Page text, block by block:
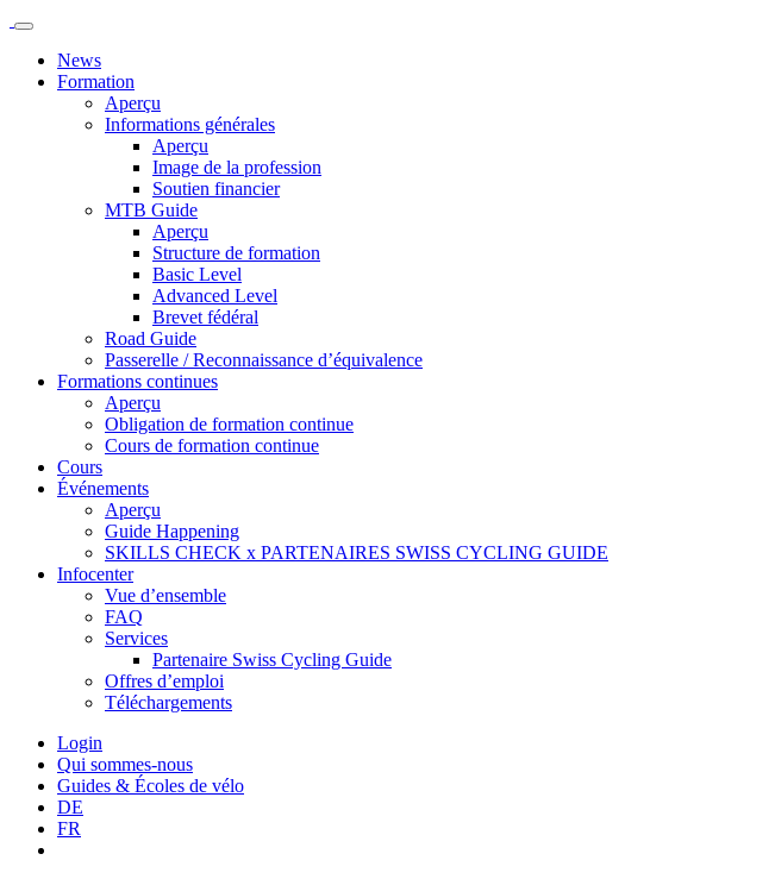
News
Formation
Aperçu
Informations générales
Aperçu
Image de la profession
Soutien financier
MTB Guide
Aperçu
Structure de formation
Basic Level
Advanced Level
Brevet fédéral
Road Guide
Passerelle / Reconnaissance d’équivalence
Formations continues
Aperçu
Obligation de formation continue
Cours de formation continue
Cours
Événements
Aperçu
Guide Happening
SKILLS CHECK x PARTENAIRES SWISS CYCLING GUIDE
Infocenter
Vue d’ensemble
FAQ
Services
Partenaire Swiss Cycling Guide
Offres d’emploi
Téléchargements
Login
Qui sommes-nous
Guides & Écoles de vélo
DE
FR